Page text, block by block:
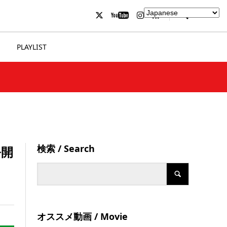
PLAYLIST
検索 / Search
オススメ動画 / Movie